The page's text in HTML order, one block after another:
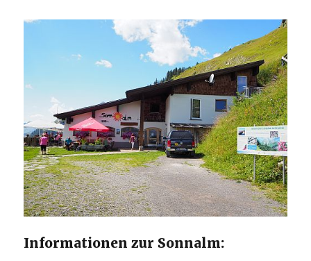
Informationen zur Sonnalm: